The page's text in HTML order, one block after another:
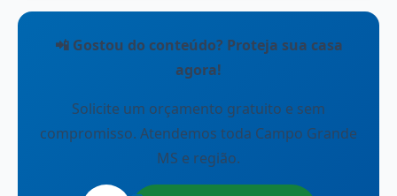
📲 Gostou do conteúdo? Proteja sua casa
agora!
Solicite um orçamento gratuito e sem
compromisso. Atendemos toda Campo Grande
MS e região.